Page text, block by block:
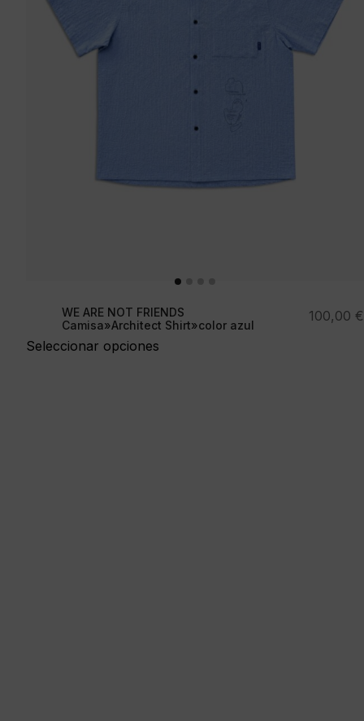
WE ARE NOT FRIENDS
Camisa»Architect Shirt»color azul
Seleccionar opciones
100,00 €